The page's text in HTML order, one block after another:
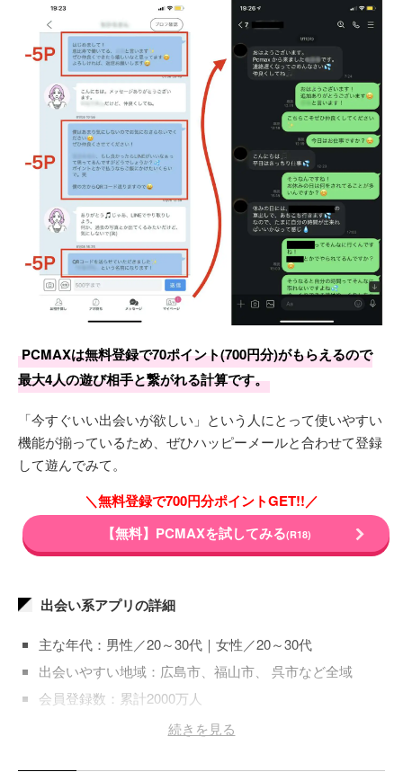
PCMAXは無料登録で70ポイント(700円分)がもらえるので
最大4人の遊び相手と繋がれる計算です。
「今すぐいい出会いが欲しい」という人にとって使いやすい
機能が揃っているため、ぜひハッピーメールと合わせて登録
して遊んでみて。
＼無料登録で700円分ポイントGET!!／
【無料】PCMAXを試してみる(R18)
出会い系アプリの詳細
主な年代：男性／20～30代｜女性／20～30代
出会いやすい地域：広島市、福山市、 呉市など全域
会員登録数：累計2000万人
登録料金：男性／無料｜女性／無料
続きを見る